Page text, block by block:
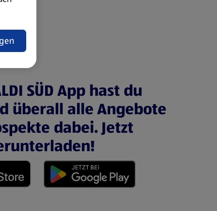
SÜD App hast du
überall alle Angebote
dabei. Jetzt